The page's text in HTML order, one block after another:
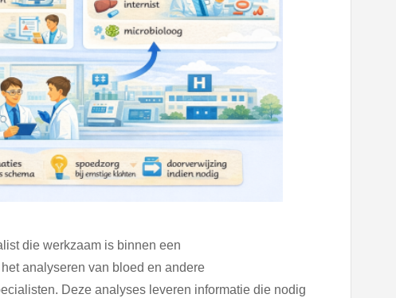
die werkzaam is binnen een
analyseren van bloed en andere
Deze analyses leveren informatie die nodig